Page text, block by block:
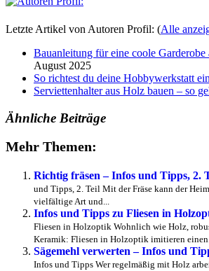
Letzte Artikel von Autoren Profil: (Alle
Bauanleitung für eine coole Garderobe
August 2025
So richtest du deine Hobbywerkstatt ein
Serviettenhalter aus Holz bauen – so
Ähnliche Beiträge
Mehr Themen:
Richtig fräsen – Infos und Tipps, 2.
und Tipps, 2. Teil Mit der Fräse kann der
vielfältige Art und...
Infos und Tipps zu Fliesen in
Fliesen in Holzoptik Wohnlich wie Holz,
Keramik: Fliesen in Holzoptik imitieren
Sägemehl verwerten – Infos und
Infos und Tipps Wer regelmäßig mit Holz